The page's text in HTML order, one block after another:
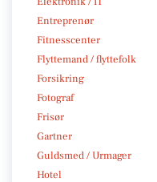
Entreprenør
Fitnesscenter
Flyttemand / flyttefolk
Forsikring
Fotograf
Frisør
Gartner
Guldsmed / Urmager
Hotel